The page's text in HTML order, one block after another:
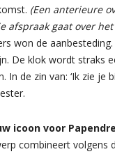
(Een anterieure
afspraak gaat over
won de
De klok wordt straks
In de zin van: ‘Ik zie je
icoon voor
combineert volgens